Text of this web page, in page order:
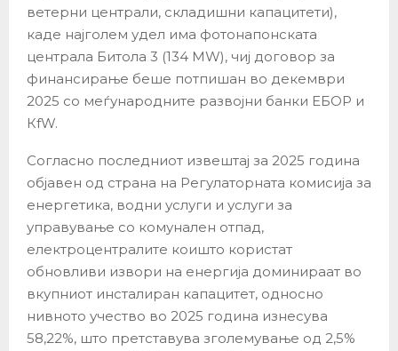
ветерни централи, складишни капацитети),
каде најголем удел има фотонапонската
централа Битола 3 (134 MW), чиј договор за
финансирање беше потпишан во декември
2025 со меѓународните развојни банки ЕБОР и
КfW.
Согласно последниот извештај за 2025 година
објавен од страна на Регулаторната комисија за
енергетика, водни услуги и услуги за
управување со комунален отпад,
електроцентралите коишто користат
обновливи извори на енергија доминираат во
вкупниот инсталиран капацитет, односно
нивното учество во 2025 година изнесува
58,22%, што претставува зголемување од 2,5%